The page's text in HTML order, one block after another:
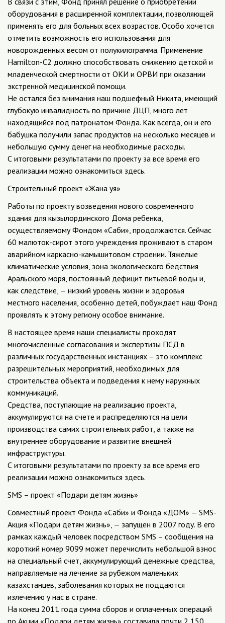
оборудования в расширенной комплектации, позволяющей
применять его для больных всех возрастов. Особо хочется
отметить возможность его использования для
новорожденных весом от полукилограмма. Применение
Hamilton-C2 должно способствовать снижению детской и
младенческой смертности от ОКИ и ОРВИ при оказании
экстренной медицинской помощи.
Не остался без внимания наш подшефный Никита, имеющий
глубокую инвалидность по причине ДЦП, много лет
находящийся под патронатом Фонда. Как всегда, он и его
бабушка получили запас продуктов на несколько месяцев и
небольшую сумму денег на необходимые расходы.
С итоговыми результатами по проекту за все время его
реализации можно ознакомиться здесь.
Строительный проект «Жана уя»
Работы по проекту возведения нового современного
здания для кызылординского Дома ребенка,
осуществляемому Фондом «Саби», продолжаются. Сейчас
60 малюток-сирот этого учреждения проживают в старом
аварийном каркасно-камышитовом строении. Тяжелые
климатические условия, зона экологического бедствия
Аральского моря, постоянный дефицит питьевой воды и,
как следствие, — низкий уровень жизни и здоровья
местного населения, особенно детей, побуждает наш Фонд
проявлять к этому региону особое внимание.
В настоящее время наши специалисты проходят
многочисленные согласования и экспертизы ПСД в
различных государственных инстанциях – это комплекс
разрешительных мероприятий, необходимых для
строительства объекта и подведения к нему наружных
коммуникаций.
Средства, поступающие на реализацию проекта,
аккумулируются на счете и распределяются на цели
производства самих строительных работ, а также на
внутреннее оборудование и развитие внешней
инфраструктуры.
С итоговыми результатами по проекту за все время его
реализации можно ознакомиться здесь.
SMS – проект «Подари детям жизнь»
Совместный проект Фонда «Саби» и Фонда «ДОМ» — SMS-
Акция «Подари детям жизнь», — запущен в 2007 году. В его
рамках каждый человек посредством SMS – сообщения на
короткий номер 9099 может перечислить небольшой взнос
на специальный счет, аккумулирующий денежные средства,
направляемые на лечение за рубежом маленьких
казахстанцев, заболевания которых не поддаются
излечению у нас в стране.
На конец 2011 года сумма сборов и оплаченных операций
по Акции «Подари детям жизнь» составила почти 2 150